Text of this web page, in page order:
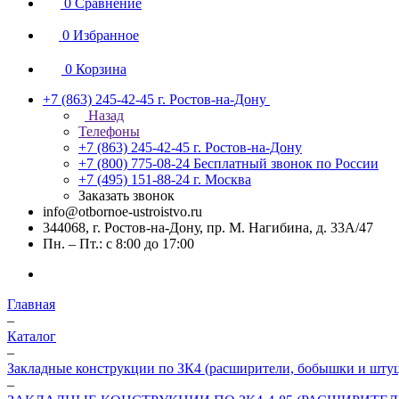
0 Сравнение
0 Избранное
0 Корзина
+7 (863) 245-42-45 г. Ростов-на-Дону
Назад
Телефоны
+7 (863) 245-42-45 г. Ростов-на-Дону
+7 (800) 775-08-24 Бесплатный звонок по России
+7 (495) 151-88-24 г. Москва
Заказать звонок
info@otbornoe-ustroistvo.ru
344068, г. Ростов-на-Дону, пр. М. Нагибина, д. 33А/47
Пн. – Пт.: с 8:00 до 17:00
Главная
–
Каталог
–
Закладные конструкции по ЗК4 (расширители, бобышки и
–